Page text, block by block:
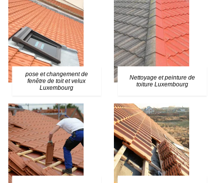
pose et changement de
fenêtre de toit et velux
Luxembourg
Nettoyage et peinture de
toiture Luxembourg